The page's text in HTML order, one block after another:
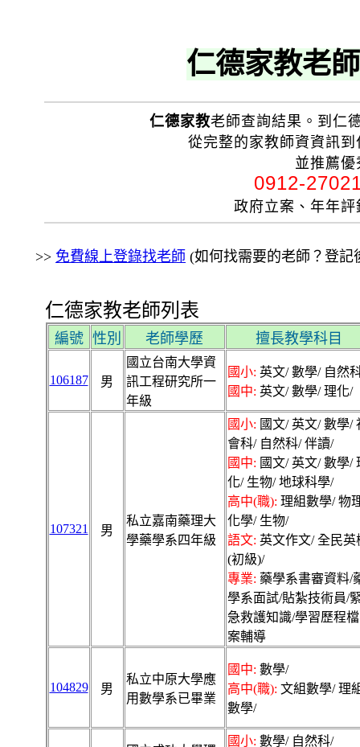
仁德家教老
仁德家教老師查詢結果。到仁
從完整的家教師資資訊
並推薦
0912-
政府立案、年年
>> 免費線上登錄找老師 (如何找需要的老師？登記
仁德家教老師列表
編號 性別 老師學歷 擅長教學科目
106187 男
國立台南大學資
訊工程研究所一
年級
國小: 英文/ 數學/ 自然
國中: 英文/ 數學/ 理化/
107321 男
私立嘉南藥理大
學藥學系四年級
國小: 國文/ 英文/ 數學/
會科/ 自然科/ 伴讀/
國中: 國文/ 英文/ 數學/
化/ 生物/ 地球科學/
高中(職): 理組數學/ 物
化學/ 生物/
語文: 英文作文/ 全民英
(初級)/
專業: 藥學系書審資料/
學系面試/貼紮技術員/
急救護知識/學習歷程檔
案輔導
104829 男
私立中原大學應
用數學系已畢業
國中: 數學/
高中(職): 文組數學/ 理
數學/
國小: 數學/ 自然科/